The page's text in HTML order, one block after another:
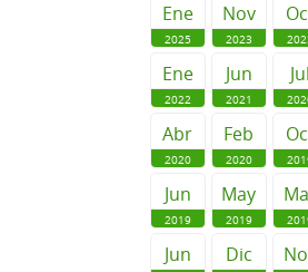
Ene
2025
Nov
2023
Ene
2022
Jun
2021
Jul
Abr
2020
Feb
2020
Jun
2019
May
2019
Jun Dic